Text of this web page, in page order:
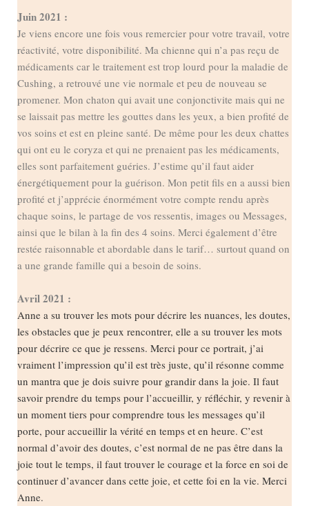
Juin 2021 :
Je viens encore une fois vous remercier pour votre travail, votre
réactivité, votre disponibilité. Ma chienne qui n’a pas reçu de
médicaments car le traitement est trop lourd pour la maladie de
Cushing, a retrouvé une vie normale et peu de nouveau se
promener. Mon chaton qui avait une conjonctivite mais qui ne
se laissait pas mettre les gouttes dans les yeux, a bien profité de
vos soins et est en pleine santé. De même pour les deux chattes
qui ont eu le coryza et qui ne prenaient pas les médicaments,
elles sont parfaitement guéries. J’estime qu’il faut aider
énergétiquement pour la guérison. Mon petit fils en a aussi bien
profité et j’apprécie énormément votre compte rendu après
chaque soins, le partage de vos ressentis, images ou Messages,
ainsi que le bilan à la fin des 4 soins. Merci également d’être
restée raisonnable et abordable dans le tarif… surtout quand on
a une grande famille qui a besoin de soins.
Avril 2021 :
Anne a su trouver les mots pour décrire les nuances, les doutes,
les obstacles que je peux rencontrer, elle a su trouver les mots
pour décrire ce que je ressens. Merci pour ce portrait, j’ai
vraiment l’impression qu’il est très juste, qu’il résonne comme
un mantra que je dois suivre pour grandir dans la joie. Il faut
savoir prendre du temps pour l’accueillir, y réfléchir, y revenir à
un moment tiers pour comprendre tous les messages qu’il
porte, pour accueillir la vérité en temps et en heure. C’est
normal d’avoir des doutes, c’est normal de ne pas être dans la
joie tout le temps, il faut trouver le courage et la force en soi de
continuer d’avancer dans cette joie, et cette foi en la vie. Merci
Anne.